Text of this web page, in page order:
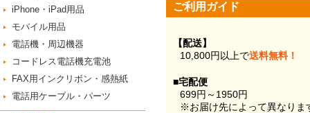
iPhone・iPad用品
モバイル用品
電話機・周辺機器
コードレス電話機充電池
FAX用インクリボン・感熱紙
電話用ケーブル・パーツ
ご利用ガイド
【配送】
10,800円以上で送料無料！
■宅配便
699円～1950円
※お届け先によって異なりま